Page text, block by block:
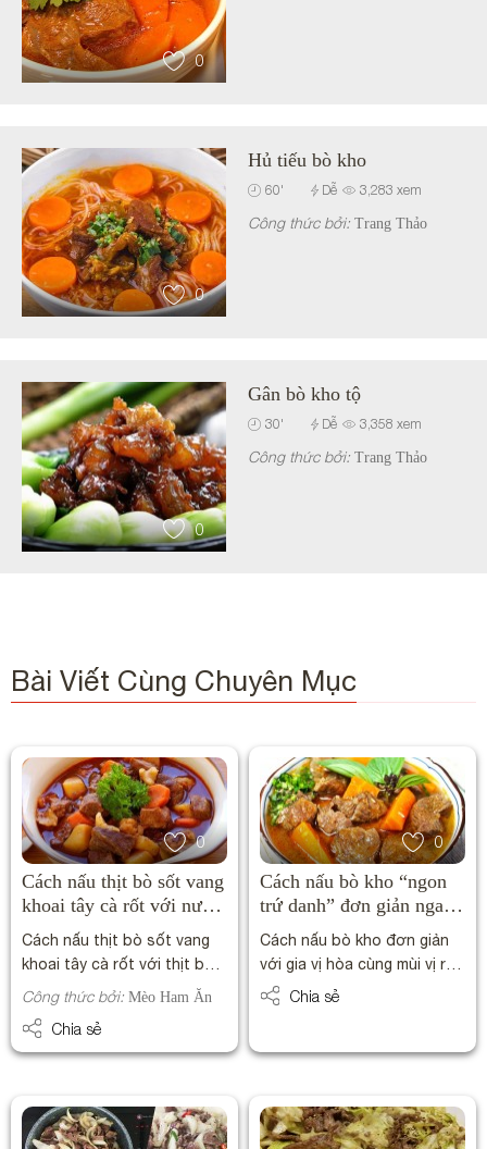
0
0
Hủ tiếu bò kho
60' Dễ 3,283 xem
Công thức bởi:Trang Thảo
0
Gân bò kho tộ
30' Dễ 3,358 xem
Công thức bởi:Trang Thảo
Bài Viết Cùng Chuyên Mục
0
Cách nấu thịt bò sốt vang
khoai tây cà rốt với nước
sốt sánh mịn
Cách nấu thịt bò sốt vang
khoai tây cà rốt với thịt bò
ngọt mềm, kết hợp vị chua
thơm của các loại gia vị, ăn
kèm với cơm nóng hay bánh
Công thức bởi: Mèo Ham Ăn
Chia sẻ
0
Cách nấu bò kho “ngon
trứ danh” đơn giản ngay
tại nhà
Cách nấu bò kho đơn giản
với gia vị hòa cùng mùi vị rất
riêng của thịt bò, lại thêm độ
hoặc đãi tiệc thì còn gì
Chia sẻ